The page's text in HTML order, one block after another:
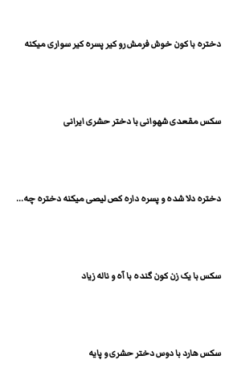
دختره با کون خوش فرمش رو کیر پسره کیر سواری میکنه
سکس مقعدی شهوانی با دختر حشری ایرانی
دختره دلا شده و پسره داره کص لیصی میکنه دختره چه...
سکس با یک زن کون گنده با آه و ناله زیاد
سکس هارد با دوس دختر حشری و پایه